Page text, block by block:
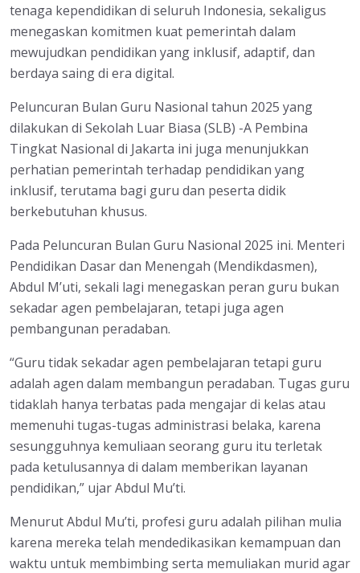
tenaga kependidikan di seluruh Indonesia, sekaligus
menegaskan komitmen kuat pemerintah dalam
mewujudkan pendidikan yang inklusif, adaptif, dan
berdaya saing di era digital.
Peluncuran Bulan Guru Nasional tahun 2025 yang
dilakukan di Sekolah Luar Biasa (SLB) -A Pembina
Tingkat Nasional di Jakarta ini juga menunjukkan
perhatian pemerintah terhadap pendidikan yang
inklusif, terutama bagi guru dan peserta didik
berkebutuhan khusus.
Pada Peluncuran Bulan Guru Nasional 2025 ini. Menteri
Pendidikan Dasar dan Menengah (Mendikdasmen),
Abdul M’uti, sekali lagi menegaskan peran guru bukan
sekadar agen pembelajaran, tetapi juga agen
pembangunan peradaban.
“Guru tidak sekadar agen pembelajaran tetapi guru
adalah agen dalam membangun peradaban. Tugas guru
tidaklah hanya terbatas pada mengajar di kelas atau
memenuhi tugas-tugas administrasi belaka, karena
sesungguhnya kemuliaan seorang guru itu terletak
pada ketulusannya di dalam memberikan layanan
pendidikan,” ujar Abdul Mu’ti.
Menurut Abdul Mu’ti, profesi guru adalah pilihan mulia
karena mereka telah mendedikasikan kemampuan dan
waktu untuk membimbing serta memuliakan murid agar